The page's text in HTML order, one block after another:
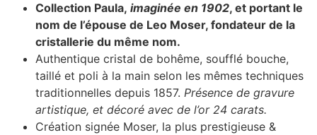
Collection Paula, imaginée en 1902, et portant le
nom de l’épouse de Leo Moser, fondateur de la
cristallerie du même nom.
Authentique cristal de bohême, soufflé bouche,
taillé et poli à la main selon les mêmes techniques
traditionnelles depuis 1857. Présence de gravure
artistique, et décoré avec de l’or 24 carats.
Création signée Moser, la plus prestigieuse &